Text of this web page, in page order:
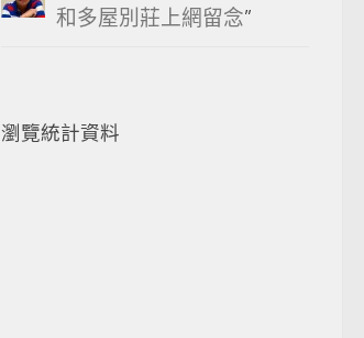
和多屋別莊上網留念”
瀏覽統計資料